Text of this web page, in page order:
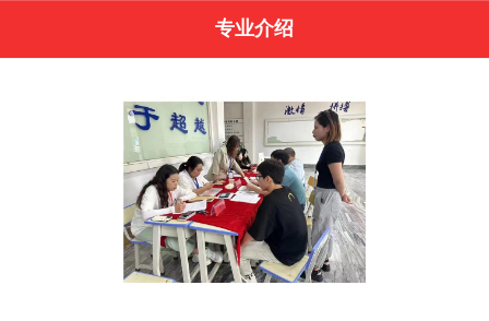
专业介绍